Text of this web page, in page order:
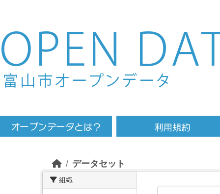
Skip to main content
データセット
組織